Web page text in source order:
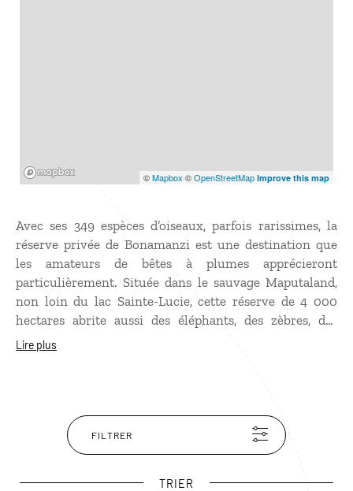
©Mapbox ©OpenStreetMap Improve this map
Avec ses 349 espèces d’oiseaux, parfois rarissimes, la
réserve privée de Bonamanzi est une destination que
les amateurs de bêtes à plumes apprécieront
particulièrement. Située dans le sauvage Maputaland,
non loin du lac Sainte-Lucie, cette réserve de 4 000
hectares abrite aussi des éléphants, des zèbres, des
girafes, des antilopes et des crocodiles, à observer lors
dangereux.
Lire plus
FILTRER
TRIER